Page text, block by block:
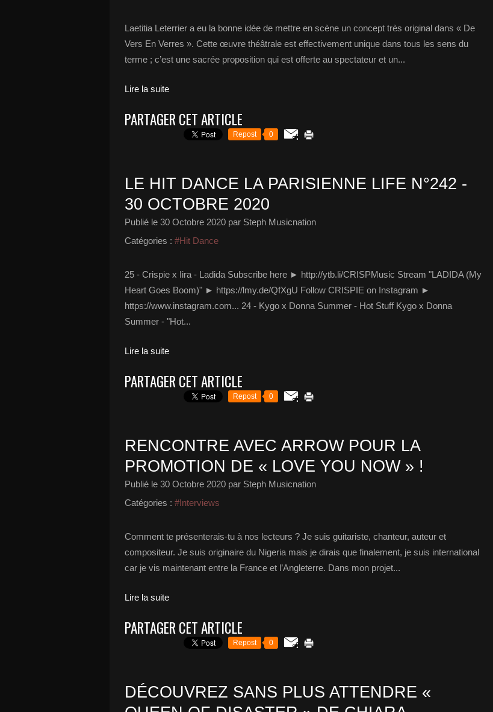
Laetitia Leterrier a eu la bonne idée de mettre en scène un concept très original dans « De
Vers En Verres ». Cette œuvre théâtrale est effectivement unique dans tous les sens du
terme ; c’est une sacrée proposition qui est offerte au spectateur et un...
Lire la suite
PARTAGER CET ARTICLE
Repost 0
LE HIT DANCE LA PARISIENNE LIFE N°242 -
30 OCTOBRE 2020
Publié le 30 Octobre 2020 par Steph Musicnation
Catégories : #Hit Dance
25 - Crispie x Iira - Ladida Subscribe here ► http://ytb.li/CRISPMusic Stream "LADIDA (My
Heart Goes Boom)" ► https://lmy.de/QfXgU Follow CRISPIE on Instagram ►
https://www.instagram.com... 24 - Kygo x Donna Summer - Hot Stuff Kygo x Donna
Summer - "Hot...
Lire la suite
PARTAGER CET ARTICLE
Repost 0
RENCONTRE AVEC ARROW POUR LA
PROMOTION DE « LOVE YOU NOW » !
Publié le 30 Octobre 2020 par Steph Musicnation
Catégories : #Interviews
Comment te présenterais-tu à nos lecteurs ? Je suis guitariste, chanteur, auteur et
compositeur. Je suis originaire du Nigeria mais je dirais que finalement, je suis international
car je vis maintenant entre la France et l’Angleterre. Dans mon projet...
Lire la suite
PARTAGER CET ARTICLE
Repost 0
DÉCOUVREZ SANS PLUS ATTENDRE «